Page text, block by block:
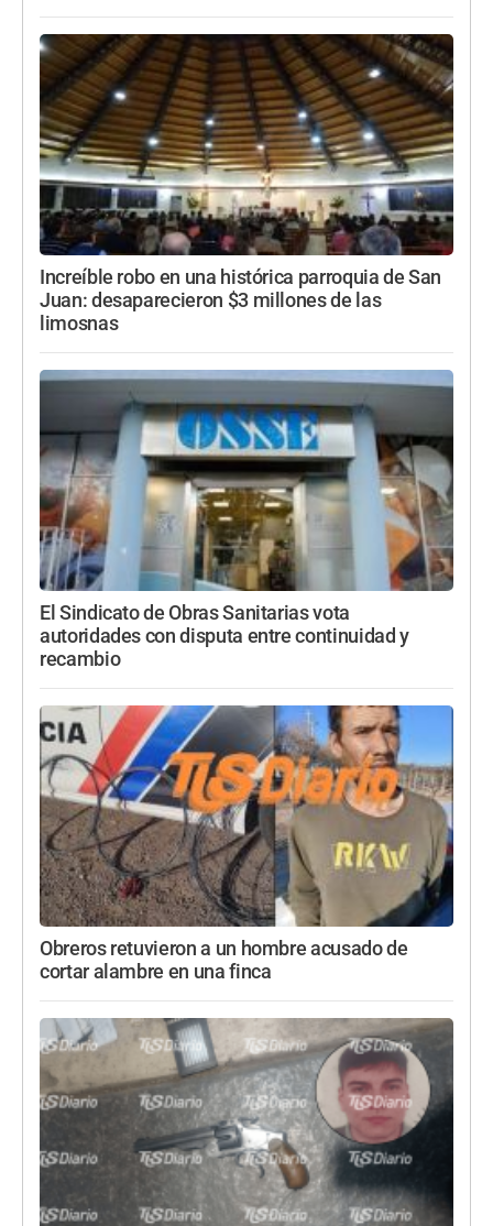
Increíble robo en una histórica parroquia de San
Juan: desaparecieron $3 millones de las
limosnas
El Sindicato de Obras Sanitarias vota
autoridades con disputa entre continuidad y
recambio
Obreros retuvieron a un hombre acusado de
cortar alambre en una finca